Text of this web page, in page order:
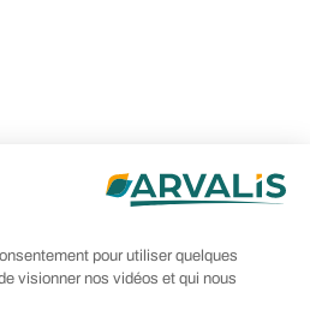
pour utiliser quelques
visionner nos vidéos et qui nous